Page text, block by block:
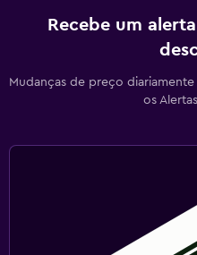
Recebe um
Mudanças de preço
os